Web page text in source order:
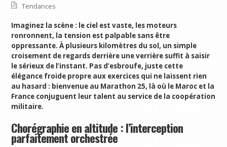
Tendances
Imaginez la scène : le ciel est vaste, les moteurs
ronronnent, la tension est palpable sans être
oppressante. À plusieurs kilomètres du sol, un simple
croisement de regards derrière une verrière suffit à saisir
le sérieux de l’instant. Pas d’esbroufe, juste cette
élégance froide propre aux exercices qui ne laissent rien
au hasard : bienvenue au Marathon 25, là où le Maroc et la
France conjuguent leur talent au service de la coopération
militaire.
Chorégraphie en altitude : l’interception
parfaitement orchestrée